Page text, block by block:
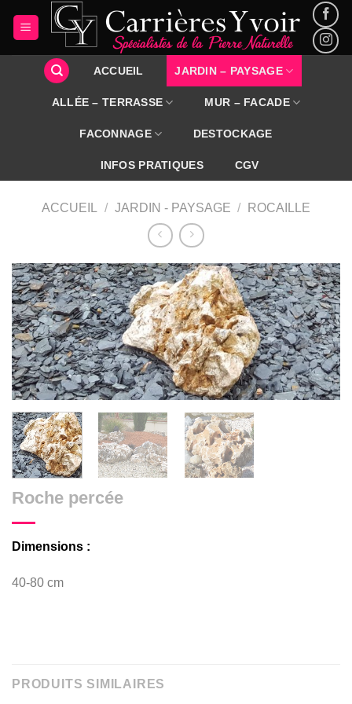
ACCUEIL JARDIN – PAYSAGE
ALLÉE – TERRASSE MUR – FACADE
FACONNAGE DESTOCKAGE
INFOS PRATIQUES CGV
ACCUEIL / JARDIN - PAYSAGE / ROCAILLE
Roche percée
Dimensions :
40-80 cm
PRODUITS SIMILAIRES